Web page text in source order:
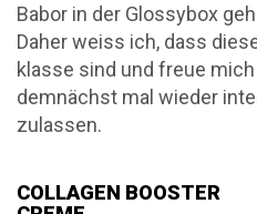
Babor in der Glossybox
Daher weiss ich, dass
klasse sind und freue
demnächst mal wieder
zulassen.
COLLAGEN BOOSTER